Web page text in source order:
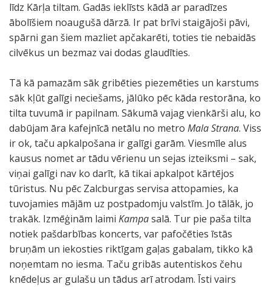
līdz Kārļa tiltam. Gadās ieklīsts kādā ar paradīzes
ābolīšiem noaugušā dārzā. Ir pat brīvi staigājoši pāvi,
spārni gan šiem mazliet apčakarēti, toties tie nebaidās
cilvēkus un bezmaz vai dodas glaudīties.
Tā kā pamazām sāk gribēties piezemēties un karstums
sāk kļūt galīgi neciešams, jālūko pēc kāda restorāna, ko
tilta tuvumā ir papilnam. Sākumā vajag vienkārši alu, ko
dabūjam āra kafejnīcā netālu no metro Mala Strana. Viss
ir ok, taču apkalpošana ir galīgi garām. Viesmīle alus
kausus nomet ar tādu vērienu un sejas izteiksmi – sak,
viņai galīgi nav ko darīt, kā tikai apkalpot kārtējos
tūristus. Nu pēc Zalcburgas servisa attopamies, ka
tuvojamies mājām uz postpadomju valstīm. Jo tālāk, jo
trakāk. Izmēģinām laimi Kampasalā. Tur pie paša tilta
notiek pašdarbības koncerts, var pafočēties īstās
bruņām un iekosties riktīgam gaļas gabalam, tikko kā
noņemtam no iesma. Taču gribās autentiskos čehu
knēdeļus ar gulašu un tādus arī atrodam. Īsti vairs